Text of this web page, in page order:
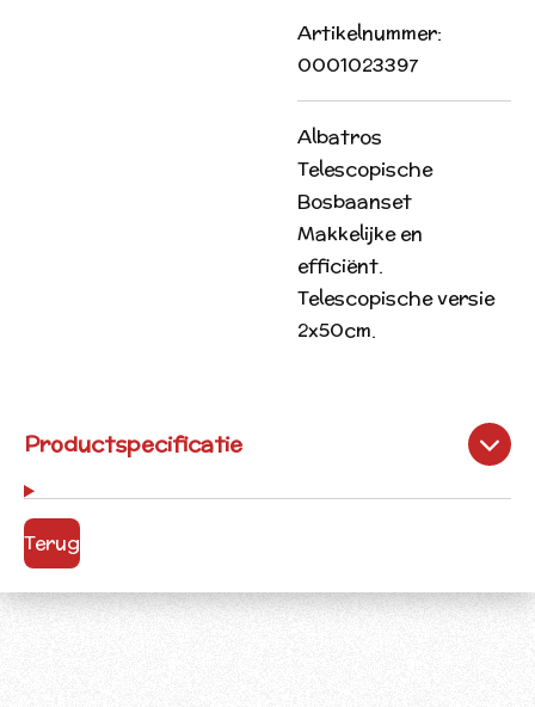
Artikelnummer:
0001023397
Albatros
Telescopische
Bosbaanset
Makkelijke en
efficiënt.
Telescopische versie
2x50cm.
Productspecificatie
Terug